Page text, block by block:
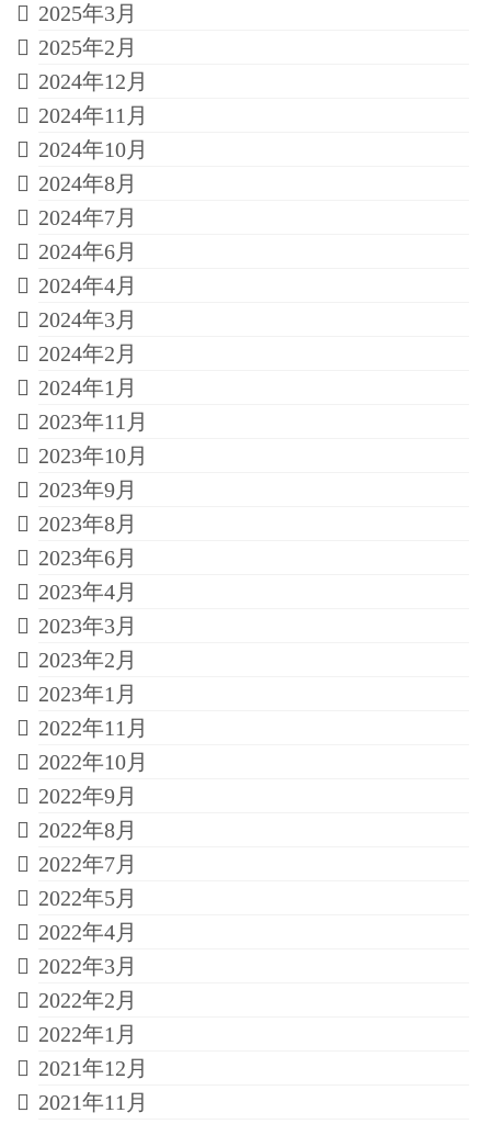
2025年3月
2025年2月
2024年12月
2024年11月
2024年10月
2024年8月
2024年7月
2024年6月
2024年4月
2024年3月
2024年2月
2024年1月
2023年11月
2023年10月
2023年9月
2023年8月
2023年6月
2023年4月
2023年3月
2023年2月
2023年1月
2022年11月
2022年10月
2022年9月
2022年8月
2022年7月
2022年5月
2022年4月
2022年3月
2022年2月
2022年1月
2021年12月
2021年11月